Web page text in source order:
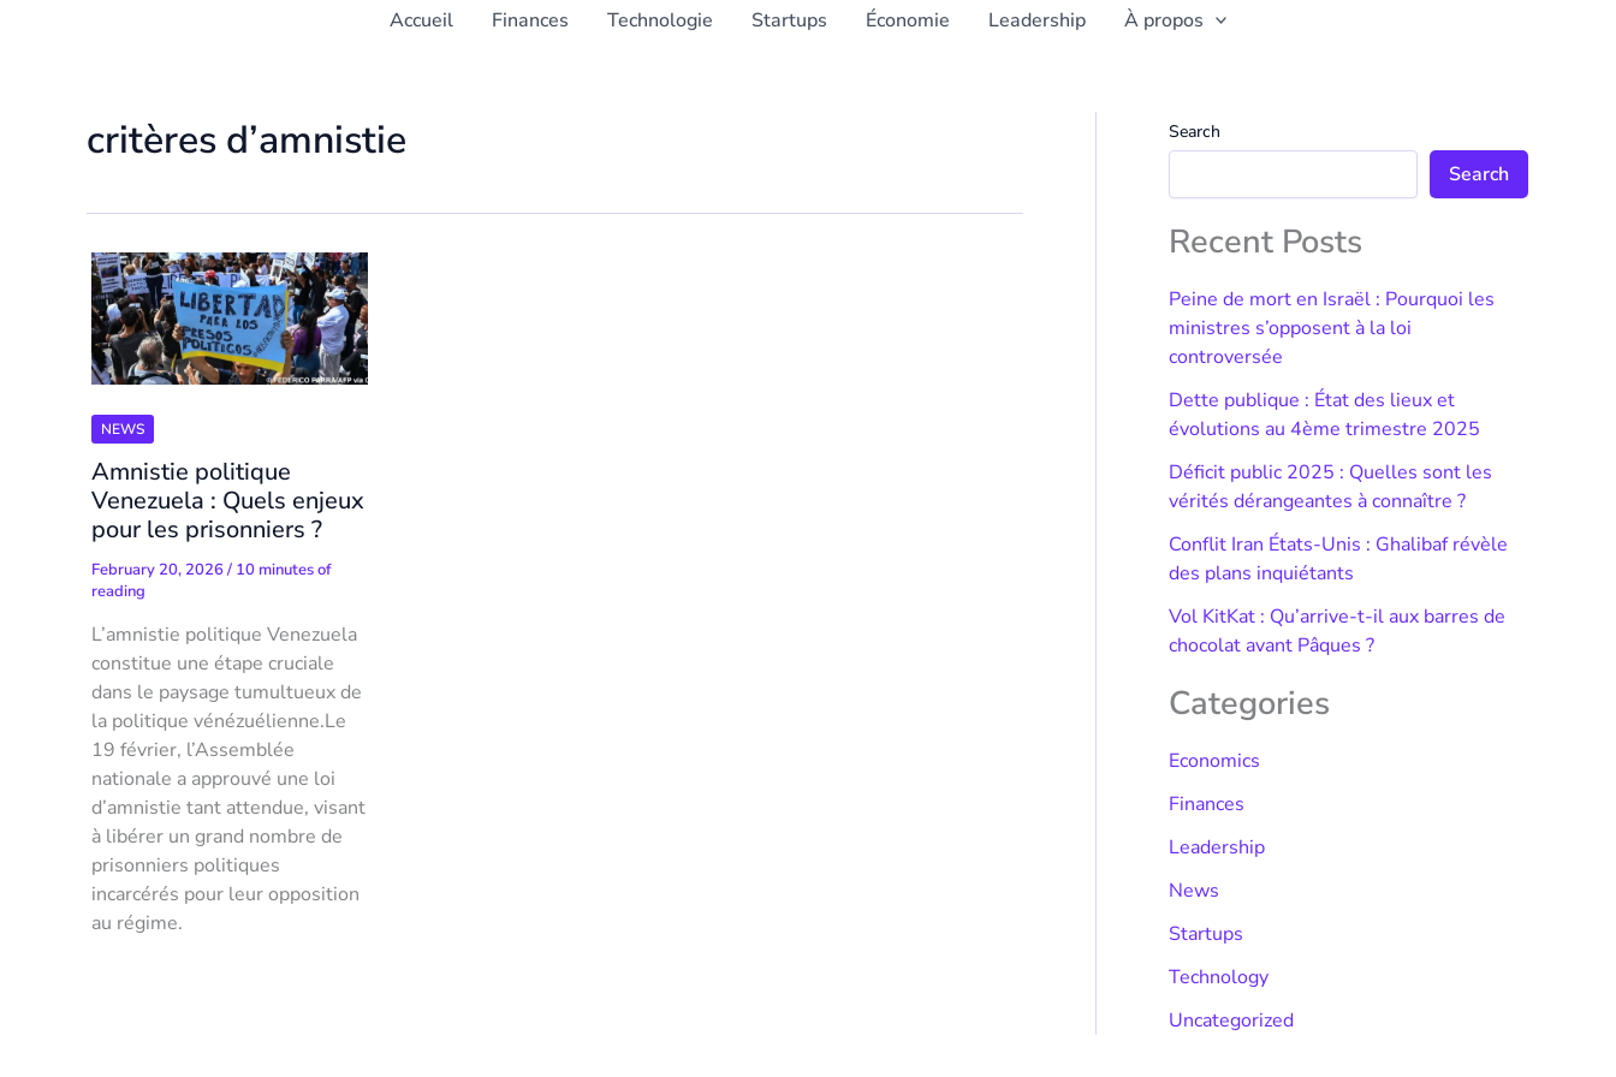
Accueil Finances Technologie Startups Économie Leadership À propos
critères d’amnistie
NEWS
Amnistie politique
Venezuela : Quels enjeux
pour les prisonniers ?
February 20, 2026/ 10 minutes of
reading
L’amnistie politique Venezuela
constitue une étape cruciale
dans le paysage tumultueux de
la politique vénézuélienne.Le
19 février, l’Assemblée
nationale a approuvé une loi
d’amnistie tant attendue, visant
à libérer un grand nombre de
prisonniers politiques
incarcérés pour leur opposition
au régime.
Search
Search
Recent Posts
Peine de mort en Israël : Pourquoi les
ministres s’opposent à la loi
controversée
Dette publique : État des lieux et
évolutions au 4ème trimestre 2025
Déficit public 2025 : Quelles sont les
vérités dérangeantes à connaître ?
Conflit Iran États-Unis : Ghalibaf révèle
des plans inquiétants
Vol KitKat : Qu’arrive-t-il aux barres de
chocolat avant Pâques ?
Categories
Economics
Finances
Leadership
News
Startups
Technology
Uncategorized